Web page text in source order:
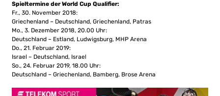
Spieltermine der World Cup Qualifier:
Fr., 30. November 2018:
Griechenland – Deutschland, Griechenland, Patras
Mo., 3. Dezember 2018, 20.00 Uhr:
Deutschland – Estland, Ludwigsburg, MHP Arena
Do., 21. Februar 2019:
Israel – Deutschland, Israel
So., 24. Februar 2019, 18.00 Uhr:
Deutschland – Griechenland, Bamberg, Brose Arena